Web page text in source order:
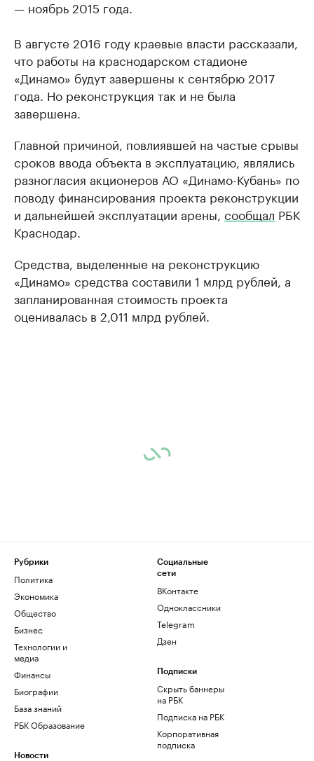
— ноябрь 2015 года.
В августе 2016 году краевые власти рассказали,
что работы на краснодарском стадионе
«Динамо» будут завершены к сентябрю 2017
года. Но реконструкция так и не была
завершена.
Главной причиной, повлиявшей на частые срывы
сроков ввода объекта в эксплуатацию, являлись
разногласия акционеров АО «Динамо-Кубань» по
поводу финансирования проекта реконструкции
и дальнейшей эксплуатации арены, сообщал РБК
Краснодар.
Средства, выделенные на реконструкцию
«Динамо» средства составили 1 млрд рублей, а
запланированная стоимость проекта
оценивалась в 2,011 млрд рублей.
Рубрики
Политика
Экономика
Общество
Бизнес
Технологии и
медиа
Финансы
Биографии
База знаний
РБК Образование
Новости
Социальные
сети
ВКонтакте
Одноклассники
Telegram
Дзен
Подписки
Скрыть баннеры
на РБК
Подписка на РБК
Корпоративная
подписка